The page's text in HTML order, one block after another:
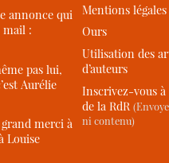
annonce qui
mail :
pas lui,
Aurélie
merci à
Louise
Mentions légales
Ours
Utilisation des
d’auteurs
Inscrivez-vous
de la RdR
ni contenu)